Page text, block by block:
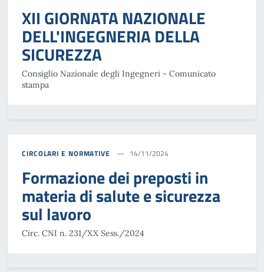
XII GIORNATA NAZIONALE
DELL'INGEGNERIA DELLA
SICUREZZA
Consiglio Nazionale degli Ingegneri - Comunicato
stampa
CIRCOLARI E NORMATIVE 14/11/2024
Formazione dei preposti in
materia di salute e sicurezza
sul lavoro
Circ. CNI n. 231/XX Sess./2024